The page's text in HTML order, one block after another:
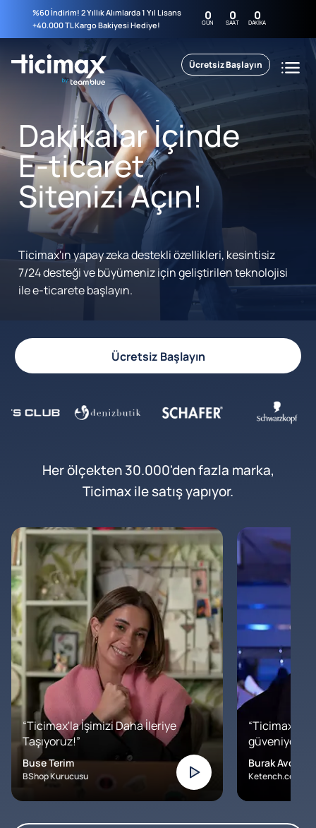
%60 İndirim! 2 Yıllık Alımlarda 1 Yıl Lisans
+40.000 TL Kargo Bakiyesi Hediye!
0
GÜN 0
SAAT 0
DAKIKA
Ücretsiz Başlayın
Dakikalar İçinde
E-ticaret
Sitenizi Açın!
Ticimax'ın yapay zeka destekli özellikleri, kesintisiz
7/24 desteği ve büyümeniz için geliştirilen teknolojisi
ile e-ticarete başlayın.
Ücretsiz Başlayın
Her ölçekten 30.000'den fazla marka,
Ticimax ile satış yapıyor.
“Ticimax'la İşimizi Daha İleriye
Taşıyoruz!”
Buse Terim
BShop Kurucusu
“Ticimax'a
Burak Avcılar
Ketench.com –